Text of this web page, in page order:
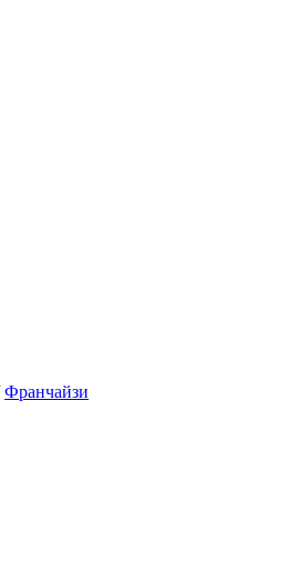
Франчайзи